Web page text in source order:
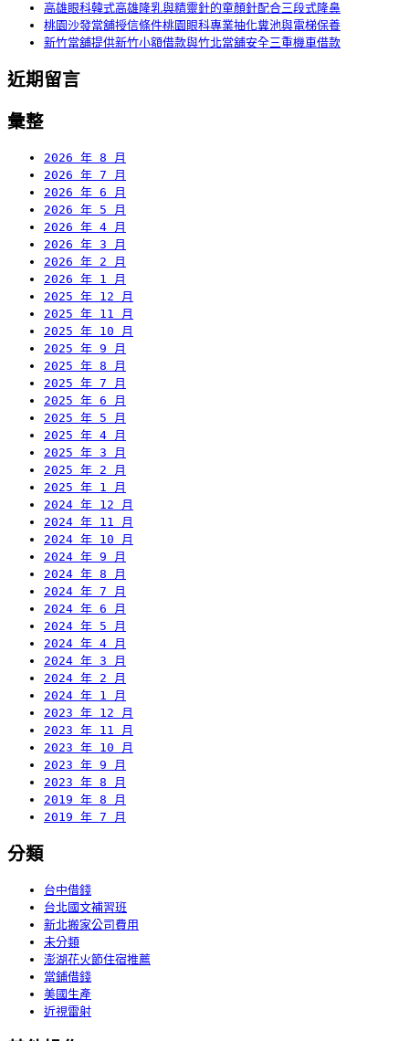
高雄眼科韓式高雄隆乳與精靈針的童顏針配合三段式隆鼻
桃園沙發當舖授信條件桃園眼科專業抽化糞池與電梯保養
新竹當舖提供新竹小額借款與竹北當舖安全三重機車借款
近期留言
彙整
2026 年 8 月
2026 年 7 月
2026 年 6 月
2026 年 5 月
2026 年 4 月
2026 年 3 月
2026 年 2 月
2026 年 1 月
2025 年 12 月
2025 年 11 月
2025 年 10 月
2025 年 9 月
2025 年 8 月
2025 年 7 月
2025 年 6 月
2025 年 5 月
2025 年 4 月
2025 年 3 月
2025 年 2 月
2025 年 1 月
2024 年 12 月
2024 年 11 月
2024 年 10 月
2024 年 9 月
2024 年 8 月
2024 年 7 月
2024 年 6 月
2024 年 5 月
2024 年 4 月
2024 年 3 月
2024 年 2 月
2024 年 1 月
2023 年 12 月
2023 年 11 月
2023 年 10 月
2023 年 9 月
2023 年 8 月
2019 年 8 月
2019 年 7 月
分類
台中借錢
台北國文補習班
新北搬家公司費用
未分類
澎湖花火節住宿推薦
當鋪借錢
美國生產
近視雷射